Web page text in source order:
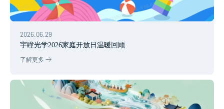
2026.06.29
宇瞳光学2026家庭开放日温暖回顾
了解更多